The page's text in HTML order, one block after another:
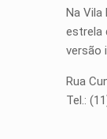
Na Vila
estrela
versão
Rua
Tel.: